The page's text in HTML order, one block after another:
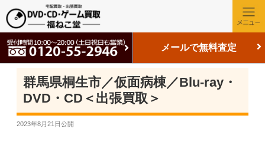
メールで無料査定
群馬県桐生市／仮面病棟／Blu-ray・
DVD・CD＜出張買取＞
2023年8月21日公開